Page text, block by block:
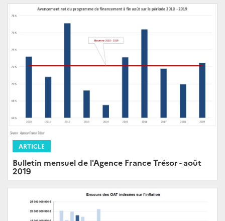
ARTICLE
Bulletin mensuel de l'Agence France Trésor - août
2019